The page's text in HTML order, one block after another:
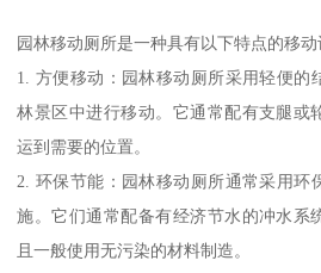
园林移动厕所是一种具有以下特点的移动
1. 方便移动：园林移动厕所采用轻便的
林景区中进行移动。它通常配有支腿或
运到需要的位置。
2. 环保节能：园林移动厕所通常采用环
施。它们通常配备有经济节水的冲水系
且一般使用无污染的材料制造。